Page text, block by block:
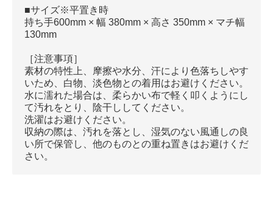
■サイズ※平置き時
持ち手600mm × 幅 380mm × 高さ 350mm × マチ幅
130mm
［注意事項］
素材の特性上、摩擦や水分、汗により色落ちしやす
いため、白物、淡色物との着用はお避けください。
水に濡れた場合は、柔らかい布で軽く叩くようにし
て汚れをとり、陰干ししてください。
洗濯はお避けください。
収納の際は、汚れを落とし、湿気のない風通しの良
い所で保管し、他のものとの重ね置きはお避けくだ
さい。